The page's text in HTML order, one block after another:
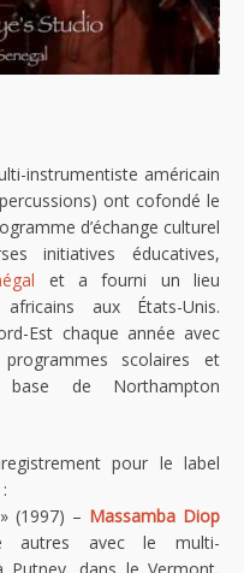
instrumentiste américain
ont cofondé le
d’échange culturel
initiatives éducatives,
et a fourni un lieu
aux États-Unis.
Est chaque année avec
scolaires et
de Northampton
pour le label
(1997) – Massamba Diop
autres avec le multi-